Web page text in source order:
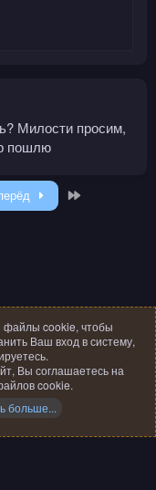
Милости просим,
пошлю
файлы cookie, чтобы
Ваш вход в систему,
Вы соглашаетесь на
cookie.
больше...